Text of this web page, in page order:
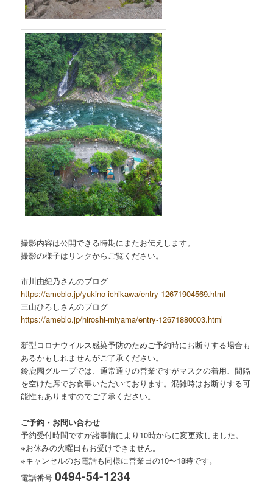
撮影内容は公開できる時期にまたお伝えします。
撮影の様子はリンクからご覧ください。
市川由紀乃さんのブログ
https://ameblo.jp/yukino-ichikawa/entry-12671904569.html
三山ひろしさんのブログ
https://ameblo.jp/hiroshi-miyama/entry-12671880003.html
新型コロナウイルス感染予防のためご予約時にお断りする場合も
あるかもしれませんがご了承ください。
鈴鹿園グループでは、通常通りの営業ですがマスクの着用、間隔
を空けた席でお食事いただいております。混雑時はお断りする可
能性もありますのでご了承ください。
ご予約・お問い合わせ
予約受付時間ですが諸事情により10時からに変更致しました。
※お休みの火曜日もお受けできません。
※キャンセルのお電話も同様に営業日の10〜18時です。
電話番号0494-54-1234